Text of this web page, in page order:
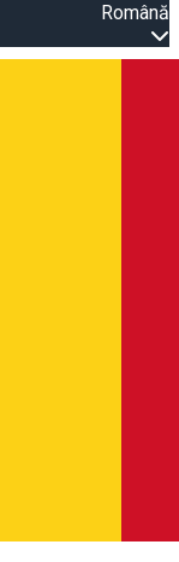
Română